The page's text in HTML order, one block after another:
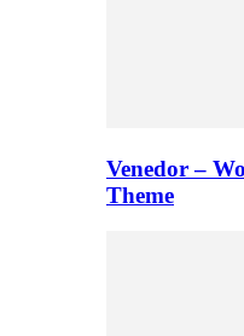
Venedor –
Theme